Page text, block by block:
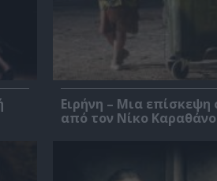
Ειρήνη – Μια
από τον Νίκο